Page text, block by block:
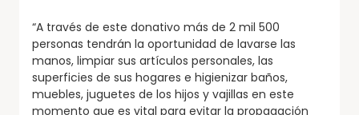
“A través de este donativo más de 2 mil 500
personas tendrán la oportunidad de lavarse las
manos, limpiar sus artículos personales, las
superficies de sus hogares e higienizar baños,
muebles, juguetes de los hijos y vajillas en este
momento que es vital para evitar la propagación